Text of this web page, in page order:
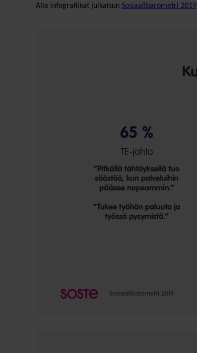
Alla infografiikat julkaisun Sosiaalibarometri 2019